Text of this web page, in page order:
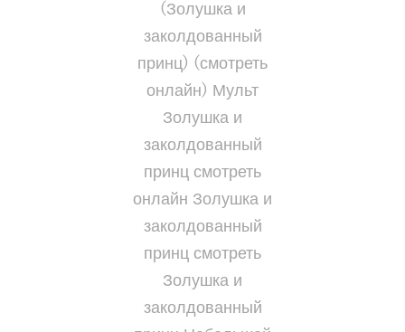
(Золушка и
заколдованный
принц) (смотреть
онлайн) Мульт
Золушка и
заколдованный
принц смотреть
онлайн Золушка и
заколдованный
принц смотреть
Золушка и
заколдованный